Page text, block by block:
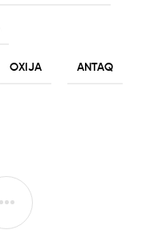
OXIJA ANTAQ